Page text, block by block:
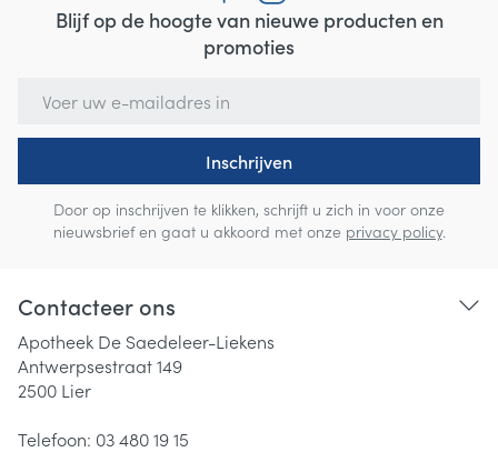
Blijf op de hoogte van nieuwe producten en
promoties
Inschrijven
Door op inschrijven te klikken, schrijft u zich in voor onze
nieuwsbrief en gaat u akkoord met onze privacy policy.
Contacteer ons
Apotheek De Saedeleer-Liekens
Antwerpsestraat 149
2500 Lier
Telefoon: 03 480 19 15